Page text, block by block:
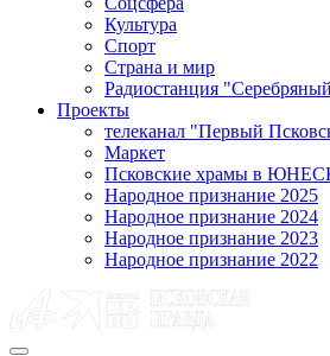
Культура
Спорт
Страна и мир
Радиостанция
Проекты
телеканал "Первый
Маркет
Псковские храмы в
Народное признание 2025
Народное признание 2024
Народное признание 2023
Народное признание 2022